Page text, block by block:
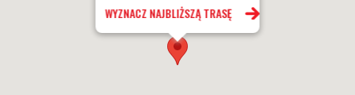
WYZNACZ NAJBLIŻSZĄ TRASĘ